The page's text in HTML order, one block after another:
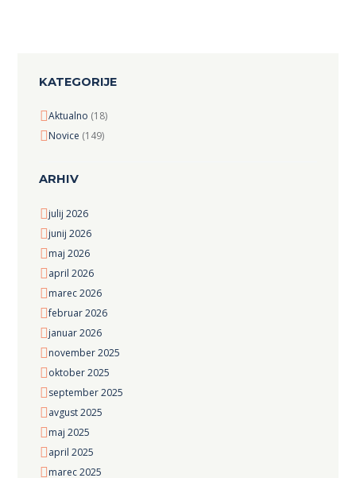
KATEGORIJE
Aktualno (18)
Novice (149)
ARHIV
julij 2026
junij 2026
maj 2026
april 2026
marec 2026
februar 2026
januar 2026
november 2025
oktober 2025
september 2025
avgust 2025
maj 2025
april 2025
marec 2025